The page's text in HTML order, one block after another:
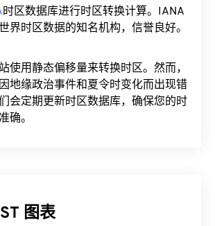
时区数据库进行时区转换计算。IANA
界时区数据的知名机构，信誉良好。
使用静态偏移量来转换时区。然而，
地缘政治事件和夏令时变化而出现错
会定期更新时区数据库，确保您的时
确。
图表